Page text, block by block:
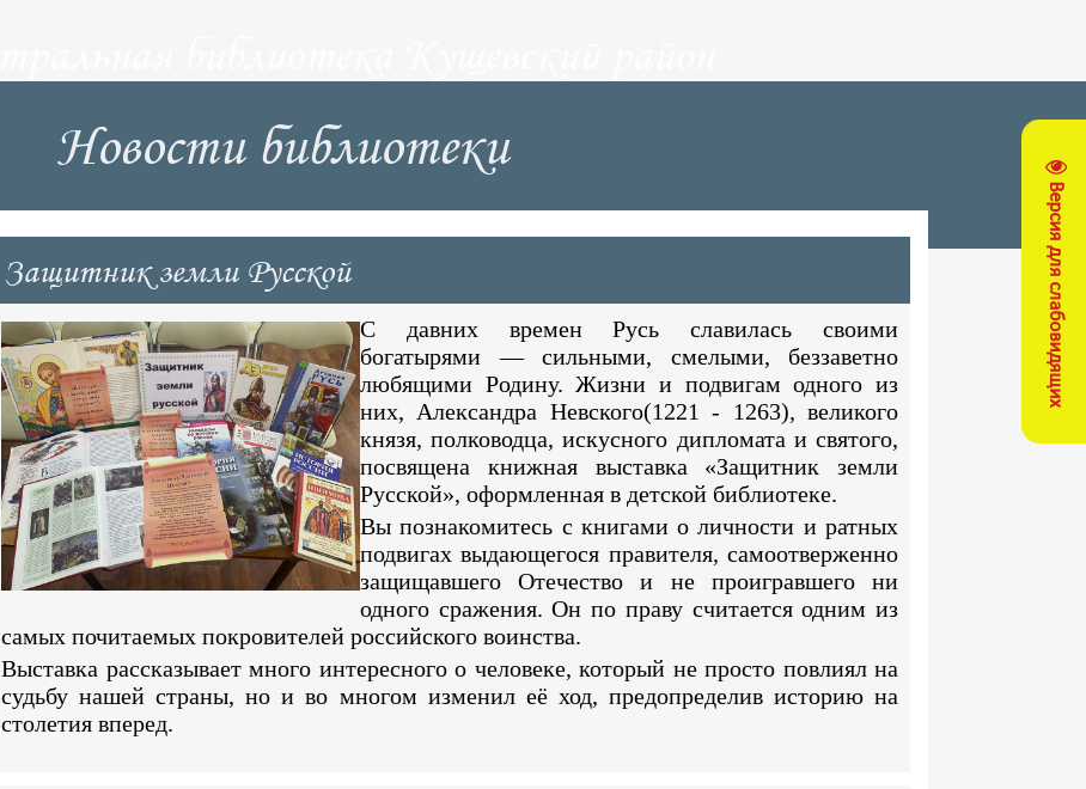
Версия для слабовидящих
Новости библиотеки
Защитник земли Русской
С давних времен Русь славилась своими
богатырями — сильными, смелыми, беззаветно
любящими Родину. Жизни и подвигам одного из
них, Александра Невского(1221 - 1263), великого
князя, полководца, искусного дипломата и святого,
посвящена книжная выставка «Защитник земли
Русской», оформленная в детской библиотеке.
Вы познакомитесь с книгами о личности и ратных
подвигах выдающегося правителя, самоотверженно
защищавшего Отечество и не проигравшего ни
одного сражения. Он по праву считается одним из
самых почитаемых покровителей российского воинства.
Выставка рассказывает много интересного о человеке, который не просто повлиял на
судьбу нашей страны, но и во многом изменил её ход, предопределив историю на
столетия вперед.